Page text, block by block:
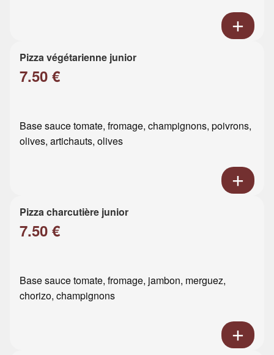
Pizza végétarienne junior
7.50 €
Base sauce tomate, fromage, champignons, poivrons,
olives, artichauts, olives
Pizza charcutière junior
7.50 €
Base sauce tomate, fromage, jambon, merguez,
chorizo, champignons